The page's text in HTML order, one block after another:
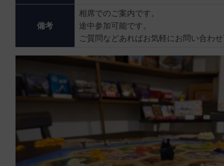
備考
相席でのご案内です。
途中参加可能です。
ご質問などあればお気軽にお問い合わ